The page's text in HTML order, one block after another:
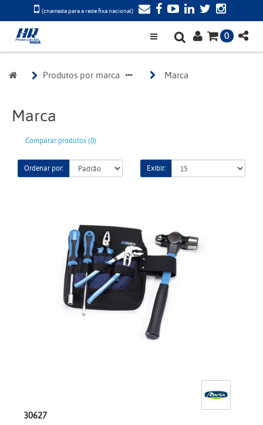
(chamada para a rede fixa nacional)
0
Produtos por marca Marca
Marca
Comparar produtos (0)
Ordenar por: Exibir:
30627